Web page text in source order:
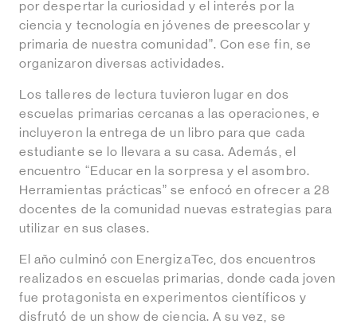
por despertar la curiosidad y el interés por la
ciencia y tecnología en jóvenes de preescolar y
primaria de nuestra comunidad”. Con ese fin, se
organizaron diversas actividades.
Los talleres de lectura tuvieron lugar en dos
escuelas primarias cercanas a las operaciones, e
incluyeron la entrega de un libro para que cada
estudiante se lo llevara a su casa. Además, el
encuentro “Educar en la sorpresa y el asombro.
Herramientas prácticas” se enfocó en ofrecer a 28
docentes de la comunidad nuevas estrategias para
utilizar en sus clases.
El año culminó con EnergizaTec, dos encuentros
realizados en escuelas primarias, donde cada joven
fue protagonista en experimentos científicos y
disfrutó de un show de ciencia. A su vez, se